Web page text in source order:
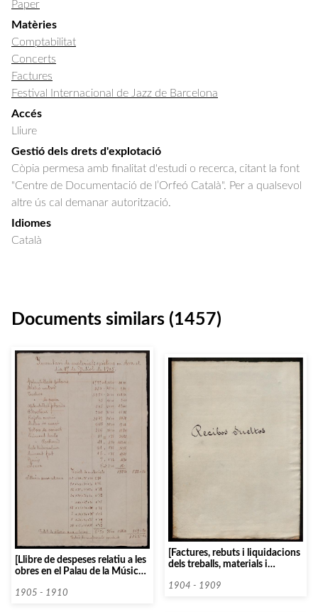
Paper
Matèries
Comptabilitat
Concerts
Factures
Festival Internacional de Jazz de Barcelona
Accés
Lliure
Gestió dels drets d'explotació
Còpia permesa amb finalitat d'estudi o recerca, citant la font
"Centre de Documentació de l’Orfeó Català". Per a qualsevol
altre ús cal demanar autorització.
Idiomes
Català
Documents similars (1457)
[Llibre de despeses relatiu a les
obres en el Palau de la Música
1905 - 1910
[Factures, rebuts i liquidacions
dels treballs, materials i
col·laboradors L. Hereter,
1904 - 1909